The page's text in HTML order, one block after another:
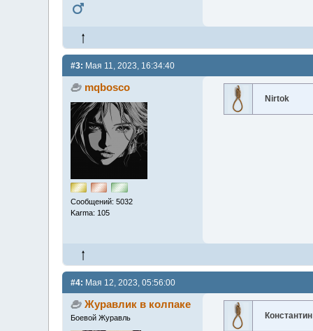
#3: Мая 11, 2023, 16:34:40
mqbosco
Сообщений: 5032
Karma: 105
Nirtok
#4: Мая 12, 2023, 05:56:00
Журавлик в колпаке
Боевой Журавль Константин